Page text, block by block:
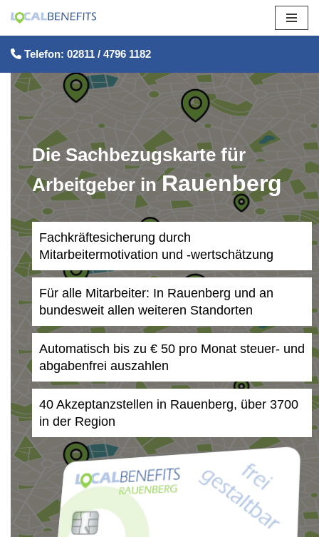
Zum
Inhalt
springen
Telefon: 02811 / 4796 1182
Die Sachbezugskarte für
Arbeitgeber inRauenberg
Fachkräftesicherung durch
Mitarbeitermotivation und -wertschätzung
Für alle Mitarbeiter: In Rauenberg und an
bundesweit allen weiteren Standorten
Automatisch bis zu € 50 pro Monat steuer- und
abgabenfrei auszahlen
40 Akzeptanzstellen in Rauenberg, über 3700
in der Region